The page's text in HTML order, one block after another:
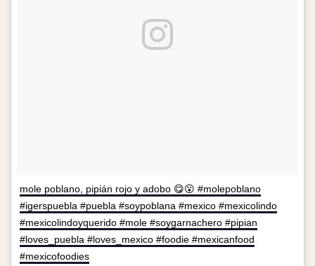
mole poblano, pipián rojo y adobo 😋😮 #molepoblano
#igerspuebla #puebla #soypoblana #mexico #mexicolindo
#mexicolindoyquerido #mole #soygarnachero #pipian
#loves_puebla #loves_mexico #foodie #mexicanfood
#mexicofoodies